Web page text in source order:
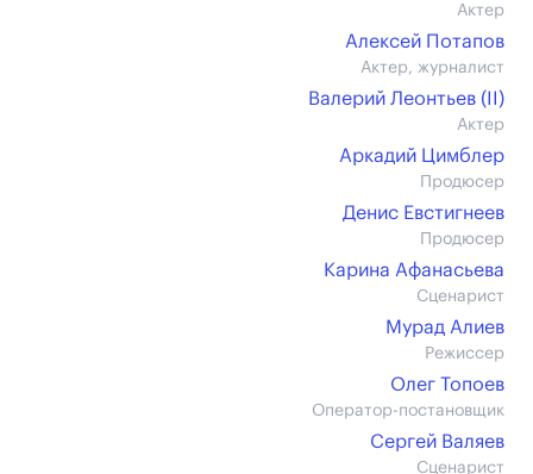
Актер
Алексей Потапов
Актер, журналист
Валерий Леонтьев (II)
Актер
Аркадий Цимблер
Продюсер
Денис Евстигнеев
Продюсер
Карина Афанасьева
Сценарист
Мурад Алиев
Режиссер
Олег Топоев
Оператор-постановщик
Сергей Валяев
Сценарист